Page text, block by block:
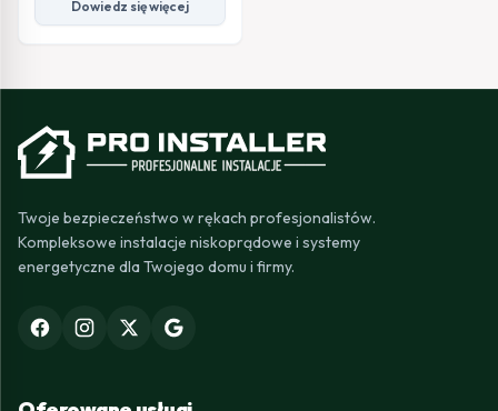
Dowiedz się więcej
Twoje bezpieczeństwo w rękach profesjonalistów.
Kompleksowe instalacje niskoprądowe i systemy
energetyczne dla Twojego domu i firmy.